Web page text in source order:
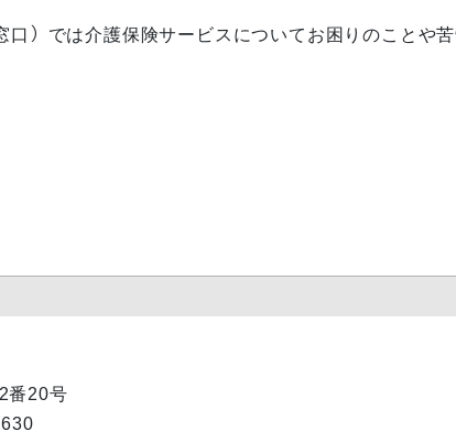
）では介護保険サービスについてお困りのことや
番20号